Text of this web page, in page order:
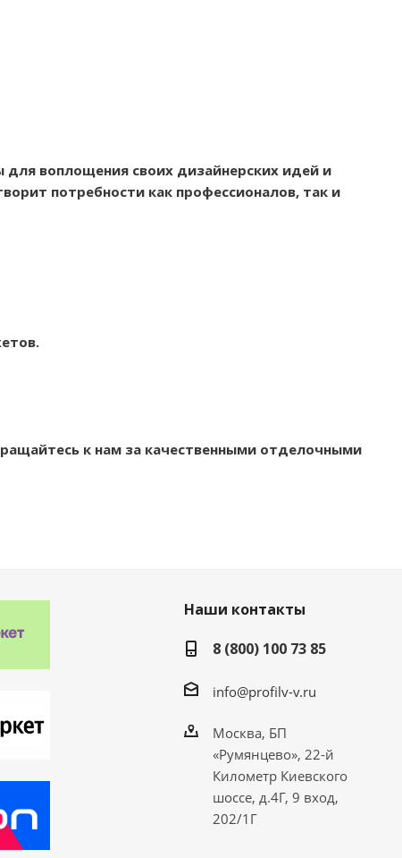
воплощения своих дизайнерских идей и
потребности как профессионалов, так и
к нам за качественными отделочными
Наши контакты
8 (800) 100 73 85
info@profilv-v.ru
Москва, БП
«Румянцево», 22-й
Километр Киевского
шоссе, д.4Г, 9 вход,
202/1Г